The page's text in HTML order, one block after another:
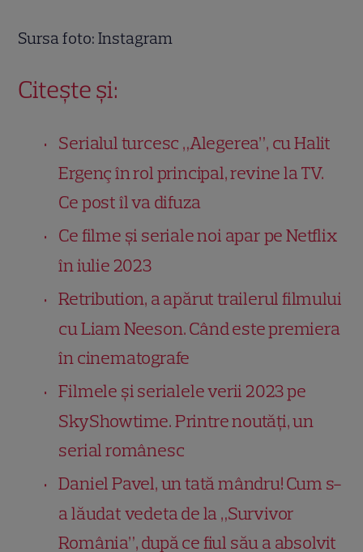
Sursa foto: Instagram
Citește și:
Serialul turcesc „Alegerea”, cu Halit
Ergenç în rol principal, revine la TV.
Ce post îl va difuza
Ce filme și seriale noi apar pe Netflix
în iulie 2023
Retribution, a apărut trailerul filmului
cu Liam Neeson. Când este premiera
în cinematografe
Filmele și serialele verii 2023 pe
SkyShowtime. Printre noutăți, un
serial românesc
Daniel Pavel, un tată mândru! Cum s-
a lăudat vedeta de la „Survivor
România”, după ce fiul său a absolvit